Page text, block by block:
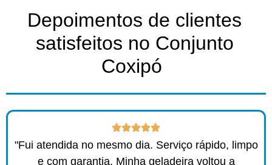
Depoimentos de clientes
satisfeitos no Conjunto
Coxipó ​
"Fui atendida no mesmo dia. Serviço rápido, limpo
e com garantia. Minha geladeira voltou a